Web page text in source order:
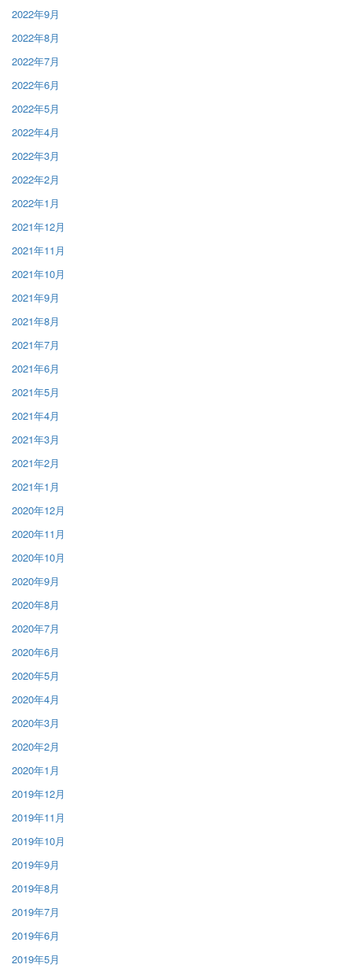
2022年9月
2022年8月
2022年7月
2022年6月
2022年5月
2022年4月
2022年3月
2022年2月
2022年1月
2021年12月
2021年11月
2021年10月
2021年9月
2021年8月
2021年7月
2021年6月
2021年5月
2021年4月
2021年3月
2021年2月
2021年1月
2020年12月
2020年11月
2020年10月
2020年9月
2020年8月
2020年7月
2020年6月
2020年5月
2020年4月
2020年3月
2020年2月
2020年1月
2019年12月
2019年11月
2019年10月
2019年9月
2019年8月
2019年7月
2019年6月
2019年5月